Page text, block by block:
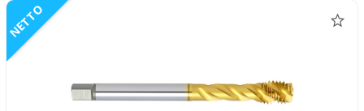
NETTO